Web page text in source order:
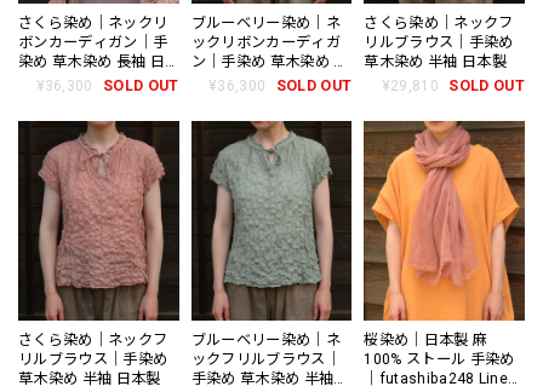
さくら染め｜ネックリ
ボンカーディガン｜手
染め 草木染め 長袖 日
本製¥36,300 SOLD OUT
ブルーベリー染め｜ネ
ックリボンカーディガ
ン｜手染め 草木染め 長
袖 日本製
¥36,300 SOLD OUT
さくら染め｜ネックフ
リルブラウス｜手染め
草木染め 半袖 日本製
¥29,810
SOLD OUT
さくら染め｜ネックフ
リルブラウス｜手染め
草木染め 半袖 日本製
ブルーベリー染め｜ネ
ックフリルブラウス｜
手染め 草木染め 半袖
桜染め｜日本製 麻
100% ストール 手染め
｜futashiba248 Linen